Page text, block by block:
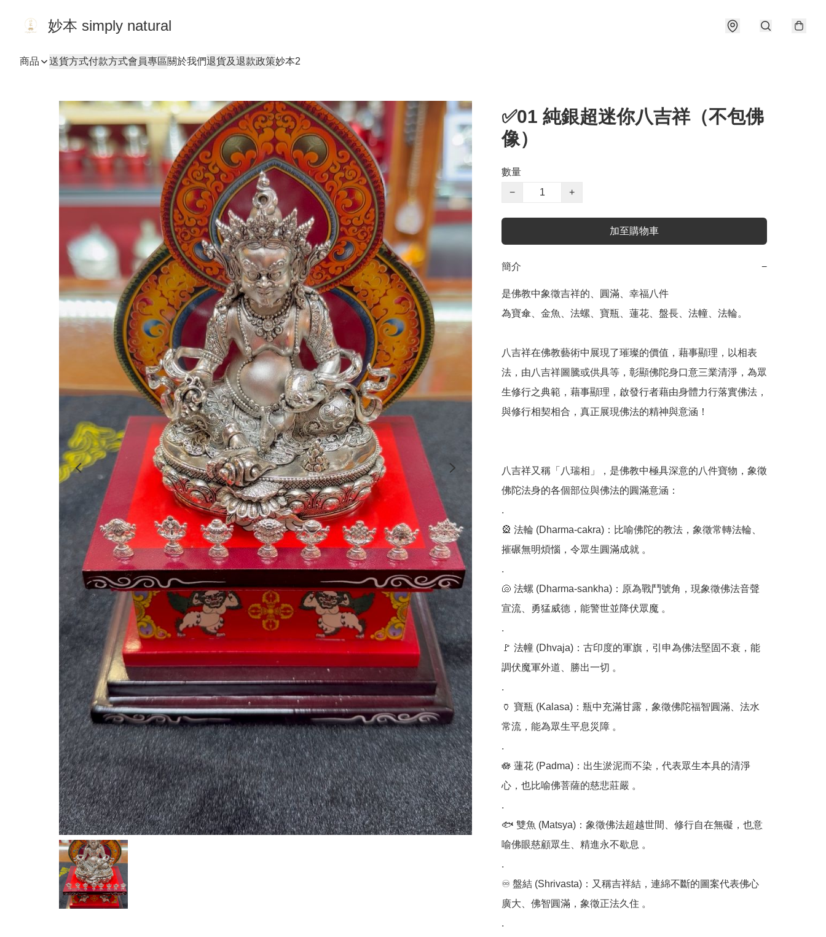
妙本 simply natural
商品 送貨方式付款方式會員專區關於我們退貨及退款政策妙本2
✅01 純銀超迷你八吉祥（不包佛
像）
數量
−
+
加至購物車
簡介 −
是佛教中象徵吉祥的、圓滿、幸福八件
為寶傘、金魚、法螺、寶瓶、蓮花、盤長、法幢、法輪。
八吉祥在佛教藝術中展現了璀璨的價值，藉事顯理，以相表
法，由八吉祥圖騰或供具等，彰顯佛陀身口意三業清淨，為眾
生修行之典範，藉事顯理，啟發行者藉由身體力行落實佛法，
與修行相契相合，真正展現佛法的精神與意涵！
八吉祥又稱「八瑞相」，是佛教中極具深意的八件寶物，象徵
佛陀法身的各個部位與佛法的圓滿意涵：
.
🎡 法輪 (Dharma-cakra)：比喻佛陀的教法，象徵常轉法輪、
摧碾無明煩惱，令眾生圓滿成就 。
.
🐚 法螺 (Dharma-sankha)：原為戰鬥號角，現象徵佛法音聲
宣流、勇猛威德，能警世並降伏眾魔 。
.
🚩 法幢 (Dhvaja)：古印度的軍旗，引申為佛法堅固不衰，能
調伏魔軍外道、勝出一切 。
.
🏺 寶瓶 (Kalasa)：瓶中充滿甘露，象徵佛陀福智圓滿、法水
常流，能為眾生平息災障 。
.
🪷 蓮花 (Padma)：出生淤泥而不染，代表眾生本具的清淨
心，也比喻佛菩薩的慈悲莊嚴 。
.
🐟 雙魚 (Matsya)：象徵佛法超越世間、修行自在無礙，也意
喻佛眼慈顧眾生、精進永不歇息 。
.
♾️ 盤結 (Shrivasta)：又稱吉祥結，連綿不斷的圖案代表佛心
廣大、佛智圓滿，象徵正法久住 。
.